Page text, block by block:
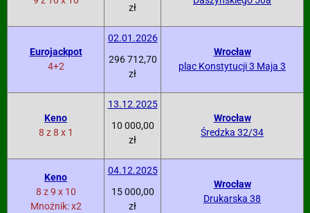
zł
Eurojackpot
4+2
02.01.2026
296 712,70
zł
Wrocław
plac Konstytucji 3 Maja 3
Keno
8 z 8 x 1
13.12.2025
10 000,00
zł
Wrocław
Średzka 32/34
Keno
8 z 9 x 10
Mnożnik: x2
04.12.2025
15 000,00
zł
Wrocław
Drukarska 38